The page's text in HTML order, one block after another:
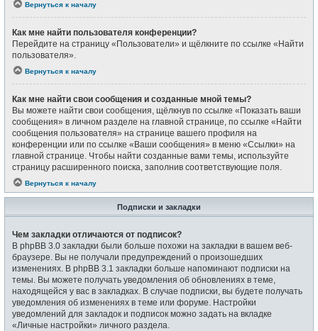
Вернуться к началу
Как мне найти пользователя конференции?
Перейдите на страницу «Пользователи» и щёлкните по ссылке «Найти
пользователя».
Вернуться к началу
Как мне найти свои сообщения и созданные мной темы?
Вы можете найти свои сообщения, щёлкнув по ссылке «Показать ваши
сообщения» в личном разделе на главной странице, по ссылке «Найти
сообщения пользователя» на странице вашего профиля на
конференции или по ссылке «Ваши сообщения» в меню «Ссылки» на
главной странице. Чтобы найти созданные вами темы, используйте
страницу расширенного поиска, заполнив соответствующие поля.
Вернуться к началу
Подписки и закладки
Чем закладки отличаются от подписок?
В phpBB 3.0 закладки были больше похожи на закладки в вашем веб-
браузере. Вы не получали предупреждений о произошедших
изменениях. В phpBB 3.1 закладки больше напоминают подписки на
темы. Вы можете получать уведомления об обновлениях в теме,
находящейся у вас в закладках. В случае подписки, вы будете получать
уведомления об изменениях в теме или форуме. Настройки
уведомлений для закладок и подписок можно задать на вкладке
«Личные настройки» личного раздела.